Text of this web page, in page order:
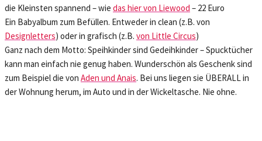
die Kleinsten spannend – wie das hier von Liewood – 22 Euro
Ein Babyalbum zum Befüllen. Entweder in clean (z.B. von
Designletters) oder in grafisch (z.B. von Little Circus)
Ganz nach dem Motto: Speihkinder sind Gedeihkinder – Spucktücher
kann man einfach nie genug haben. Wunderschön als Geschenk sind
zum Beispiel die von Aden und Anais. Bei uns liegen sie ÜBERALL in
der Wohnung herum, im Auto und in der Wickeltasche. Nie ohne.